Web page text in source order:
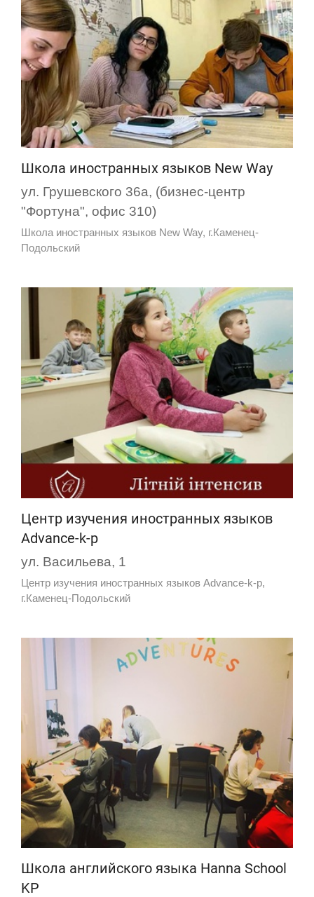
Школа иностранных языков New Way
ул. Грушевского 36а, (бизнес-центр
"Фортуна", офис 310)
Школа иностранных языков New Way, г.Каменец-
Подольский
Центр изучения иностранных языков
Advance-k-p
ул. Васильева, 1
Центр изучения иностранных языков Advance-k-p,
г.Каменец-Подольский
Школа английского языка Hanna School
KP